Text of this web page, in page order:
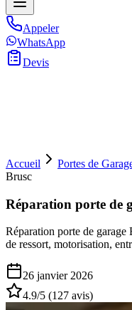
Appeler
WhatsApp
Devis
Accueil Portes de
Brusc
Réparation porte de
Réparation porte de garage
de ressort, motorisation,
26 janvier 2026
4.9/5 (127 avis)